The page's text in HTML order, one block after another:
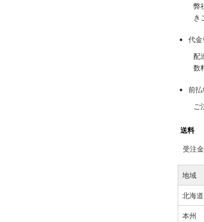
弊
き
代
配
数
前
ご
送料
受注
地域
北海道
本州